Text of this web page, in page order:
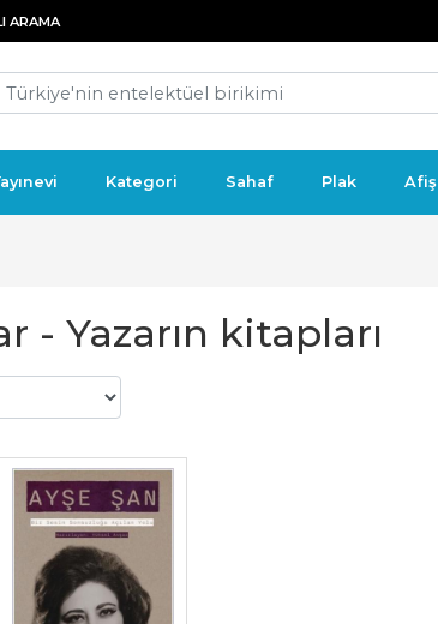
ARAMA
Kategori Sahaf Plak Afiş
- Yazarın kitapları